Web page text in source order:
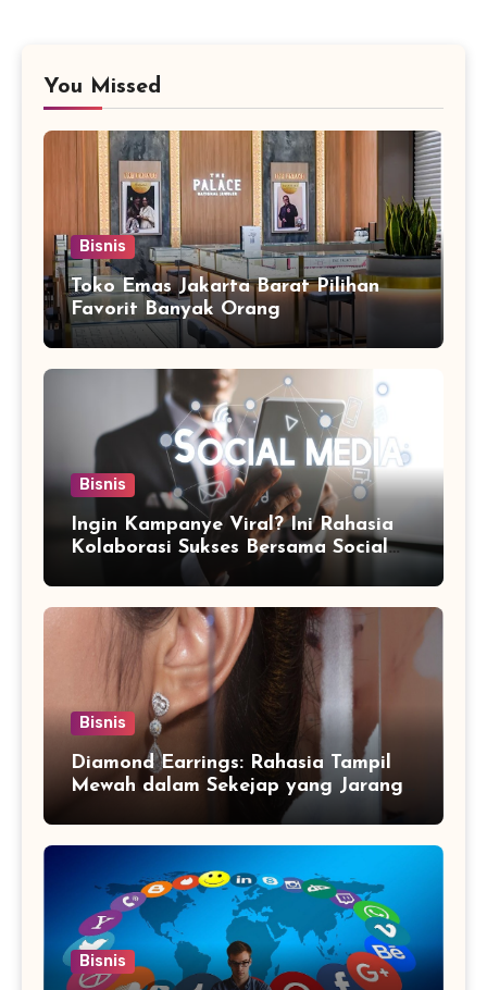
You Missed
Bisnis
Toko Emas Jakarta Barat Pilihan
Favorit Banyak Orang
Bisnis
Ingin Kampanye Viral? Ini Rahasia
Kolaborasi Sukses Bersama Social
Media Marketing Agency
Bisnis
Diamond Earrings: Rahasia Tampil
Mewah dalam Sekejap yang Jarang
Bisnis